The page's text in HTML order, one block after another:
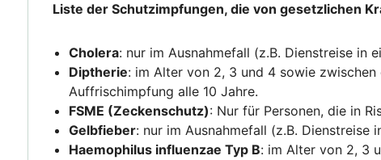
Liste der Schutzimpfungen, die von gesetzlichen
Cholera: nur im Ausnahmefall (z.B. Dienstreise in
Diptherie: im Alter von 2, 3 und 4 sowie zwischen
Auffrischimpfung alle 10 Jahre.
FSME (Zeckenschutz): Nur für Personen, die in
Gelbfieber: nur im Ausnahmefall (z.B. Dienstreise
Haemophilus influenzae Typ B: im Alter von 2, 3